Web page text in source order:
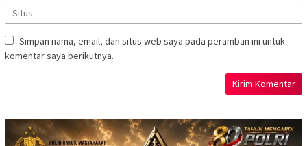
Simpan nama, email, dan situs web saya pada peramban ini untuk
komentar saya berikutnya.